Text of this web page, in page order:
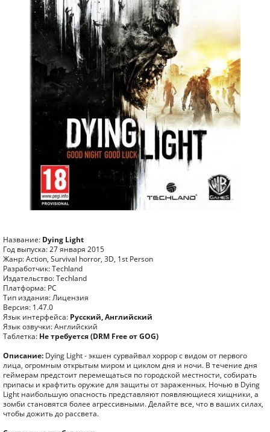
Название: Dying Light
Год выпуска: 27 января 2015
Жанр: Action, Survival horror, 3D, 1st Person
Разработчик: Techland
Издательство: Techland
Платформа: PC
Тип издания: Лицензия
Версия: 1.47.0
Язык интерфейса: Русский, Английский
Язык озвучки: Английский
Таблетка: Не требуется (DRM Free от GOG)
Описание: Dying Light - экшен сурвайвал хоррор с видом от первого
лица, огромным открытым миром и циклом дня и ночи. В течение дня
геймерам предстоит перемещаться по городской местности, собирать
припасы и крафтить оружие для защиты от зараженных. Ночью в Dying
Light наибольшую опасность представляют появляющиеся хищники, а
зомби становятся более агрессивными. Делайте все, что в ваших силах,
чтобы дожить до рассвета.